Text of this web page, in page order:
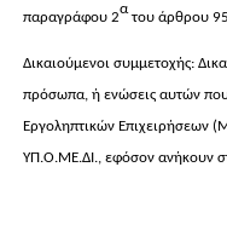
παραγράφου 2ατου άρθρου
Δικαιούμενοι συμμετοχής:
πρόσωπα, ή ενώσεις αυτών
Εργοληπτικών Επιχειρήσεων
ΥΠ.Ο.ΜΕ.ΔΙ., εφόσον ανήκουν